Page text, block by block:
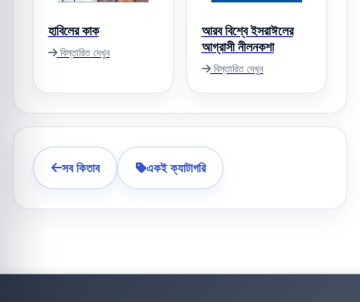
হাবিলের কাক
বিস্তারিত দেখুন
আরব বিশ্বে ইসরাঈলের
আগ্রাসী নীলনকশা
বিস্তারিত দেখুন
সব কিতাব একই ক্যাটাগরি